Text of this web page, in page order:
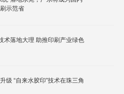
示范省
理 助推印刷产业绿色
级 “自来水胶印”技术在珠三角